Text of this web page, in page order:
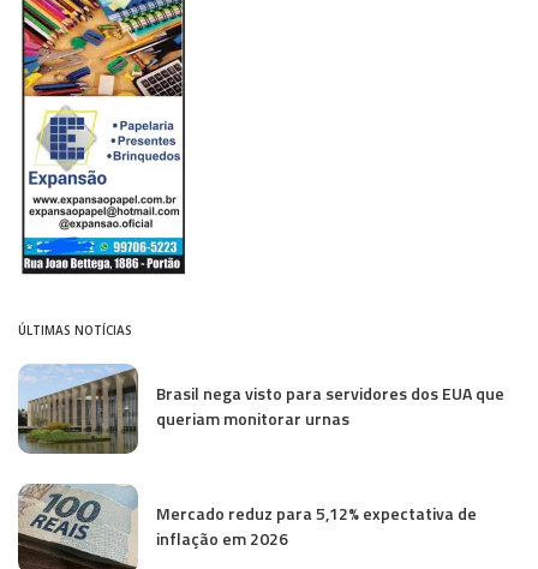
ÚLTIMAS NOTÍCIAS
Brasil nega visto para servidores dos EUA que
queriam monitorar urnas
Mercado reduz para 5,12% expectativa de
inflação em 2026